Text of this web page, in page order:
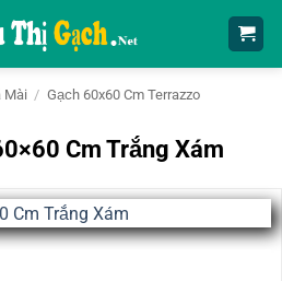
Mài / Gạch 60x60 Cm Terrazzo
Cm Trắng Xám